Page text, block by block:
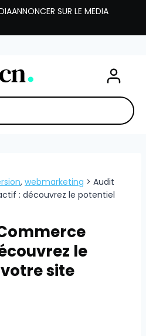
ANNONCER SUR LE MEDIA
, webmarketing > Audit
: découvrez le potentiel
le
site